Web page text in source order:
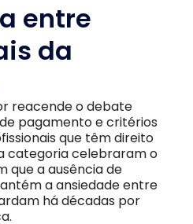
entre
da
reacende o debate
pagamento e critérios
que têm direito
categoria celebraram o
que a ausência de
a ansiedade entre
há décadas por